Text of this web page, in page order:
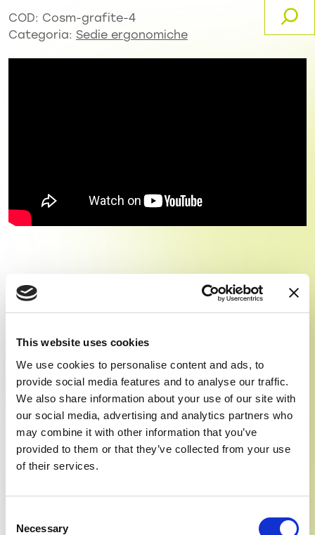
This website uses cookies
We use cookies to personalise content and ads, to
provide social media features and to analyse our traffic.
We also share information about your use of our site with
our social media, advertising and analytics partners who
may combine it with other information that you’ve
provided to them or that they’ve collected from your use
of their services.
Selection
Necessary
COD: Cosm-grafite-4
Categoria: Sedie ergonomiche
Personalizzazione